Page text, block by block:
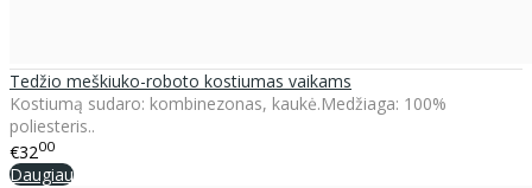
Tedžio meškiuko-roboto kostiumas vaikams
Kostiumą sudaro: kombinezonas, kaukė.Medžiaga: 100%
poliesteris..
€3200
Daugiau